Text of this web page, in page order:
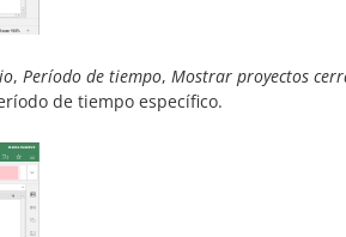
, Período de tiempo, Mostrar proyectos
de tiempo específico.